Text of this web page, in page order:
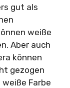
gut als
weiße
Aber auch
können
gezogen
Farbe